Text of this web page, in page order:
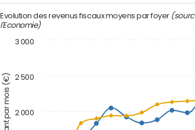
Montant par mois (€)
Evolution des revenus fiscaux moyens par foyer
l'Economie)
2 000
2 500
3 000